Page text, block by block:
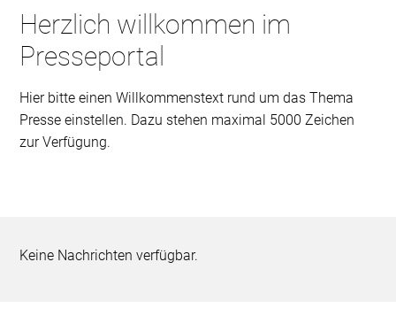
Herzlich willkommen im
Presseportal
Hier bitte einen Willkommenstext rund um das Thema
Presse einstellen. Dazu stehen maximal 5000 Zeichen
zur Verfügung.
Keine Nachrichten verfügbar.